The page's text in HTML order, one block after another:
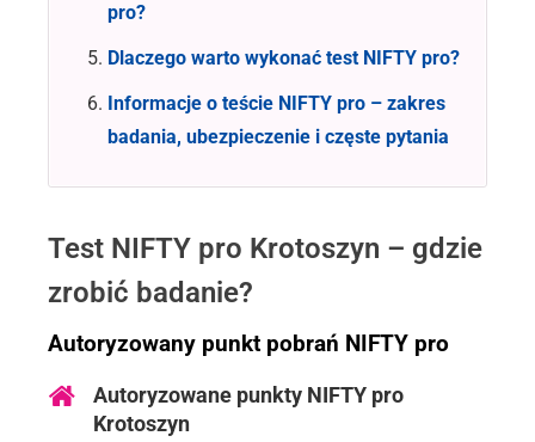
pro?
Dlaczego warto wykonać test NIFTY pro?
Informacje o teście NIFTY pro – zakres
badania, ubezpieczenie i częste pytania
Test NIFTY pro Krotoszyn – gdzie
zrobić badanie?
Autoryzowany punkt pobrań NIFTY pro
Autoryzowane punkty NIFTY pro
Krotoszyn